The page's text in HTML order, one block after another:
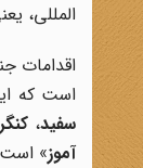
المللی،
اقدامات
است که
سفید،
آموز» است